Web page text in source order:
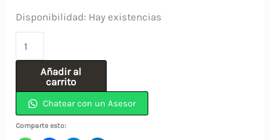
Disponibilidad: Hay existencias
Cierre
Bola
50mm
Cromado
Añadir al
carrito
Chatear con un Asesor
Comparte esto: